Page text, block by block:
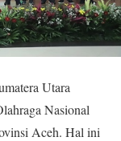
Utara
Nasional
Aceh. Hal ini